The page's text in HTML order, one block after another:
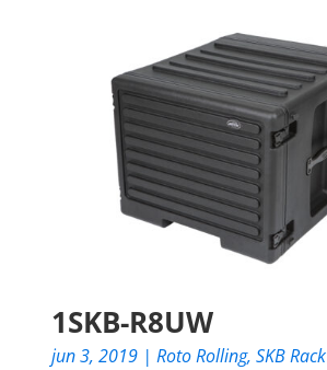
1SKB-R8UW
jun 3, 2019 |Roto Rolling,SKB Rack